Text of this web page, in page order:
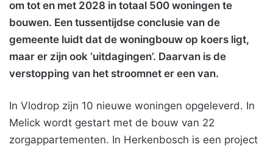
om tot en met 2028 in totaal 500 woningen te
bouwen. Een tussentijdse conclusie van de
gemeente luidt dat de woningbouw op koers ligt,
maar er zijn ook ‘uitdagingen’. Daarvan is de
verstopping van het stroomnet er een van.
In Vlodrop zijn 10 nieuwe woningen opgeleverd. In
Melick wordt gestart met de bouw van 22
zorgappartementen. In Herkenbosch is een project